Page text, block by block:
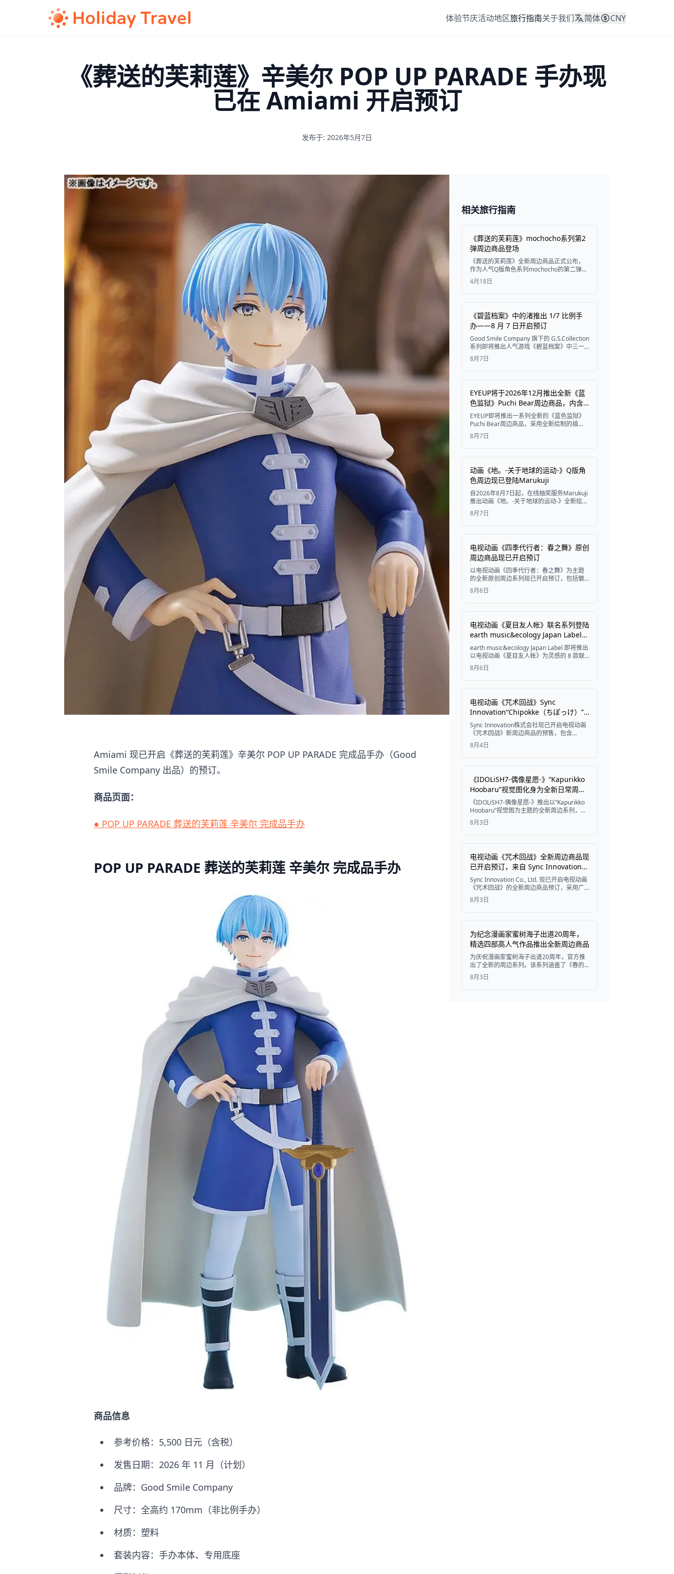
体验节庆活动地区旅行指南关于我们 简体 CNY
《葬送的芙莉莲》辛美尔 POP UP PARADE 手办现
已在 Amiami 开启预订
发布于: 2026年5月7日
Amiami 现已开启《葬送的芙莉莲》辛美尔 POP UP PARADE 完成品手办（Good
Smile Company 出品）的预订。
商品页面：
● POP UP PARADE 葬送的芙莉莲 辛美尔 完成品手办
POP UP PARADE 葬送的芙莉莲 辛美尔 完成品手办
商品信息
参考价格：5,500 日元（含税）
发售日期：2026 年 11 月（计划）
品牌：Good Smile Company
尺寸：全高约 170mm（非比例手办）
材质：塑料
套装内容：手办本体、专用底座
🎆 祭典与节日
获取门票
相关旅行指南
《葬送的芙莉莲》mochocho系列第2
弹周边商品登场
《葬送的芙莉莲》全新周边商品正式公布，
作为人气Q版角色系列mochocho的第二弹，
涵盖心形徽章、亚克力立牌等多款商品。
4月18日
《碧蓝档案》中的渚推出 1/7 比例手
办——8 月 7 日开启预订
Good Smile Company 旗下的 G.S.Collection
系列即将推出人气游戏《碧蓝档案》中三一
综合学园“茶会”成员——渚的 1/7 比例手办，
预订将于 2026 年 8 月 7 日（星期五）开
8月7日
EYEUP将于2026年12月推出全新《蓝
色监狱》Puchi Bear周边商品，内含
原创插画
EYEUP即将推出一系列全新的《蓝色监狱》
Puchi Bear周边商品，采用全新绘制的插
画，产品包括吉祥物、毛绒收纳包、Nuinui
包、卡套、亚克力钥匙扣、亚克力立牌、亚
8月7日
动画《地。-关于地球的运动-》Q版角
色周边现已登陆Marukuji
自2026年8月7日起，在线抽奖服务Marukuji
推出动画《地。-关于地球的运动-》全新绘制
的Q版角色周边，角色包括拉法尔、诺瓦克、
奥克齐、巴德尼、约兰塔、施密特及德拉
8月7日
电视动画《四季代行者：春之舞》原创
周边商品现已开启预订
以电视动画《四季代行者：春之舞》为主题
的全新原创周边系列现已开启预订，包括徽
章、亚克力立牌、钥匙扣等精美商品。
8月6日
电视动画《夏目友人帐》联名系列登陆
earth music&ecology Japan Label，
8月7日开启预售
earth music&ecology Japan Label 即将推出
以电视动画《夏目友人帐》为灵感的 8 款联
名系列商品，包含以猫咪老师为主题的针织
衫、服饰及饰品。商品将于 2026 年 8 月 7
8月6日
电视动画《咒术回战》Sync
Innovation“Chipokke（ちぽっけ）”
系列周边商品开启预售
Sync Innovation株式会社现已开启电视动画
《咒术回战》新周边商品的预售，包含
“Chipokke”系列Q版角色徽章、贴纸等丰富产
品。
8月4日
《IDOLiSH7-偶像星愿-》“Kapurikko
Hoobaru”视觉图化身为全新日常周
边，涵盖药盒与双面镜
《IDOLiSH7-偶像星愿-》推出以“Kapurikko
Hoobaru”视觉图为主题的全新周边系列，该
视觉图曾用于亚克力立牌。此次系列包括药
盒、双面镜、刘海贴以及16款贴纸收集册，
8月3日
电视动画《咒术回战》全新周边商品现
已开启预订，来自 Sync Innovation
的 mochocho 系列
Sync Innovation Co., Ltd. 现已开启电视动画
《咒术回战》的全新周边商品预订，采用广
受欢迎的“mochocho”系列迷你角色设计，画
面紧凑且吸睛。
8月3日
为纪念漫画家蜜树海子出道20周年，
精选四部高人气作品推出全新周边商品
为庆祝漫画家蜜树海子出道20周年，官方推
出了全新的周边系列。该系列涵盖了《春的
岚与怪兽》、《野良猫与狼》、《只属于你
的野兽》以及《羞耻之吻》中的精美插图，
8月3日